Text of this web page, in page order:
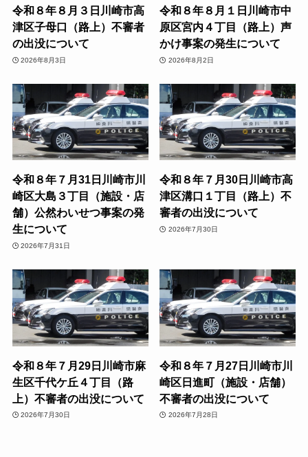
令和８年８月３日川崎市高
津区子母口（路上）不審者
の出没について
2026年8月3日
令和８年８月１日川崎市中
原区宮内４丁目（路上）声
かけ事案の発生について
2026年8月2日
令和８年７月31日川崎市川
崎区大島３丁目（施設・店
舗）公然わいせつ事案の発
生について
2026年7月31日
令和８年７月30日川崎市高
津区溝口１丁目（路上）不
審者の出没について
2026年7月30日
令和８年７月29日川崎市麻
生区千代ケ丘４丁目（路
上）不審者の出没について
2026年7月30日
令和８年７月27日川崎市川
崎区日進町（施設・店舗）
不審者の出没について
2026年7月28日